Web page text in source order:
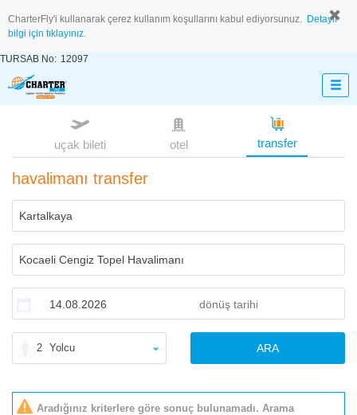
CharterFly'i kullanarak çerez kullanım koşullarını kabul ediyorsunuz. Detaylı
bilgi için tıklayınız.
TURSAB No: 12097
uçak bileti otel transfer
havalimanı transfer
2 Yolcu ARA
Aradığınız kriterlere göre sonuç bulunamadı. Arama